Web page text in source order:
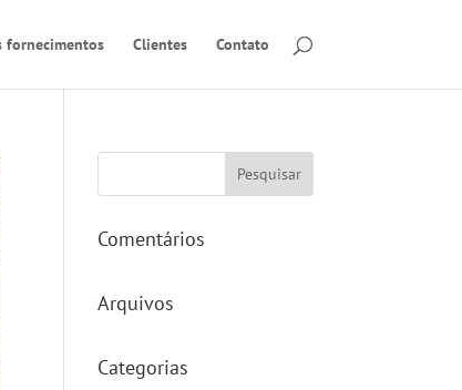
fornecimentos Clientes Contato
Comentários
Arquivos
Categorias